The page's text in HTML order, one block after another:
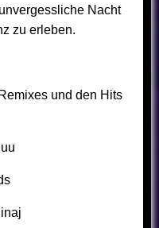
Nacht
zu erleben.
und den Hits